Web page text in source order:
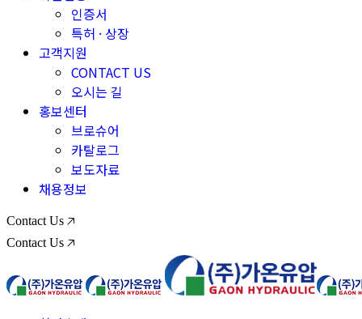
인증서
특허 · 상장
고객지원
CONTACT US
오시는 길
홍보센터
브로슈어
카탈로그
보도자료
채용정보
Contact Us 🡥
Contact Us 🡥